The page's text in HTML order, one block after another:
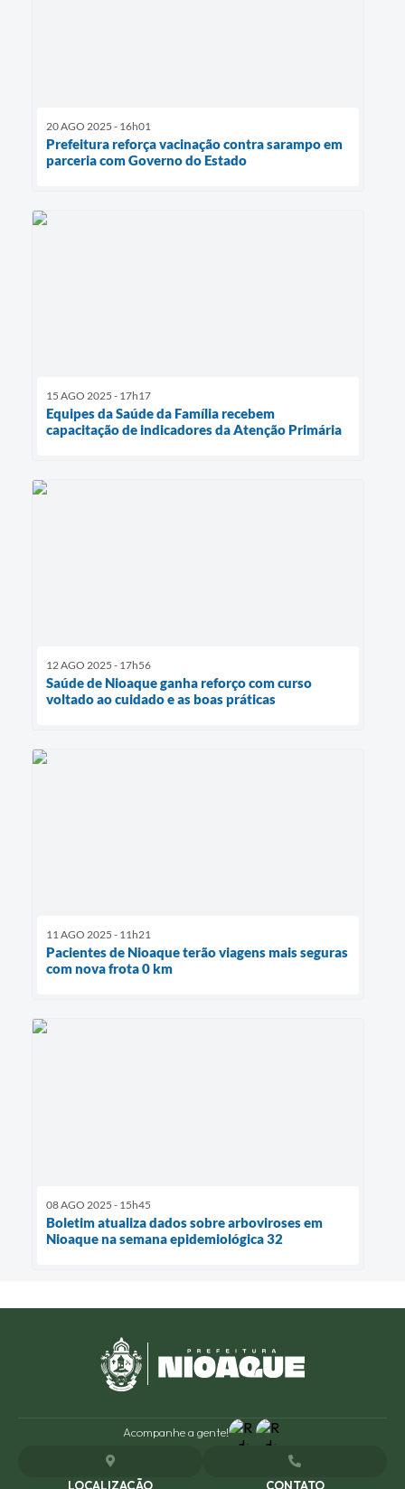
20 AGO 2025 - 16h01
Prefeitura reforça vacinação contra sarampo em
parceria com Governo do Estado
15 AGO 2025 - 17h17
Equipes da Saúde da Família recebem
capacitação de indicadores da Atenção Primária
12 AGO 2025 - 17h56
Saúde de Nioaque ganha reforço com curso
voltado ao cuidado e as boas práticas
11 AGO 2025 - 11h21
Pacientes de Nioaque terão viagens mais seguras
com nova frota 0 km
08 AGO 2025 - 15h45
Boletim atualiza dados sobre arboviroses em
Nioaque na semana epidemiológica 32
Acompanhe a gente!
LOCALIZAÇÃO CONTATO